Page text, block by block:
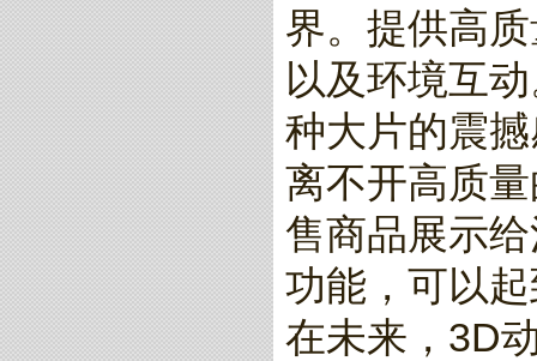
界。提供高
以及环境互
种大片的震
离不开高质
售商品展示
功能，可以
在未来，3D